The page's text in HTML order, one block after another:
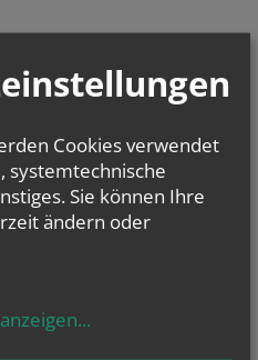
Cookies verwendet
systemtechnische
Sie können Ihre
ändern oder
...